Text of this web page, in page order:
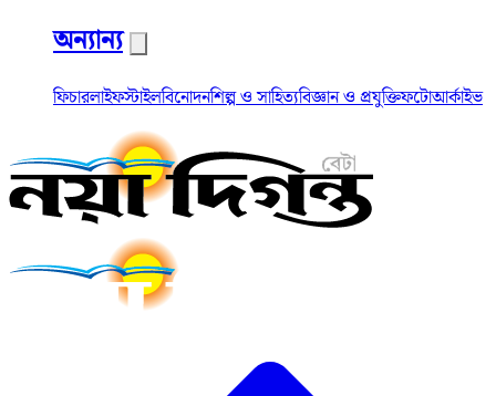
অন্যান্য
ফিচারলাইফস্টাইলবিনোদনশিল্প ও সাহিত্যবিজ্ঞান ও প্রযুক্তিফটোআর্কাইভ